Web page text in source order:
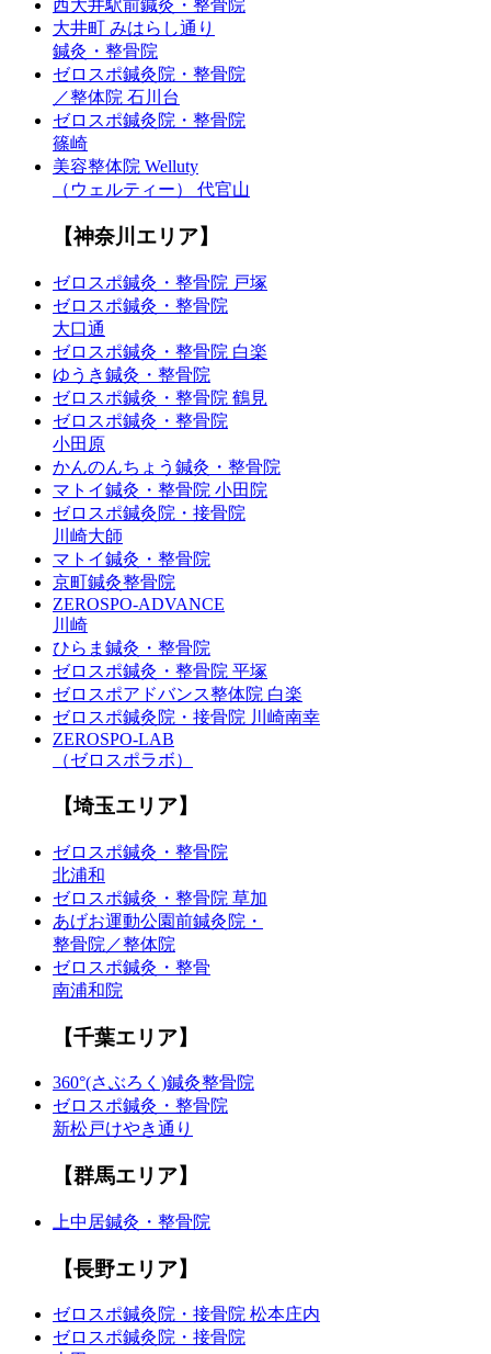
西大井駅前鍼灸・整骨院
大井町 みはらし通り
鍼灸・整骨院
ゼロスポ鍼灸院・整骨院
／整体院 石川台
ゼロスポ鍼灸院・整骨院
篠崎
美容整体院 Welluty
（ウェルティー） 代官山
【神奈川エリア】
ゼロスポ鍼灸・整骨院 戸塚
ゼロスポ鍼灸・整骨院
大口通
ゼロスポ鍼灸・整骨院 白楽
ゆうき鍼灸・整骨院
ゼロスポ鍼灸・整骨院 鶴見
ゼロスポ鍼灸・整骨院
小田原
かんのんちょう鍼灸・整骨院
マトイ鍼灸・整骨院 小田院
ゼロスポ鍼灸院・接骨院
川崎大師
マトイ鍼灸・整骨院
京町鍼灸整骨院
ZEROSPO-ADVANCE
川崎
ひらま鍼灸・整骨院
ゼロスポ鍼灸・整骨院 平塚
ゼロスポアドバンス整体院 白楽
ゼロスポ鍼灸院・接骨院 川崎南幸
ZEROSPO-LAB
（ゼロスポラボ）
【埼玉エリア】
ゼロスポ鍼灸・整骨院
北浦和
ゼロスポ鍼灸・整骨院 草加
あげお運動公園前鍼灸院・
整骨院／整体院
ゼロスポ鍼灸・整骨
南浦和院
【千葉エリア】
360°(さぶろく)鍼灸整骨院
ゼロスポ鍼灸・整骨院
新松戸けやき通り
【群馬エリア】
上中居鍼灸・整骨院
【長野エリア】
ゼロスポ鍼灸院・接骨院 松本庄内
ゼロスポ鍼灸院・接骨院